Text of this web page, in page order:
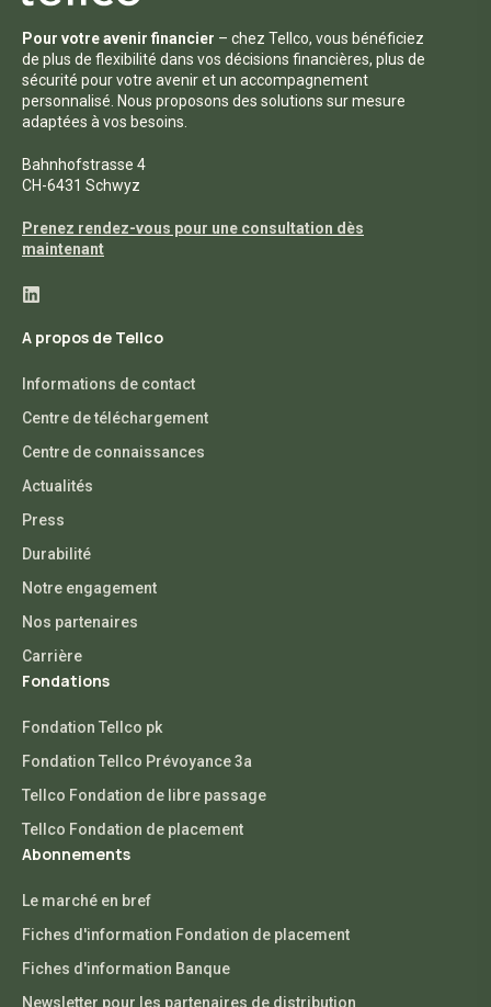
Pour votre avenir financier – chez Tellco, vous bénéficiez
de plus de flexibilité dans vos décisions financières, plus de
sécurité pour votre avenir et un accompagnement
personnalisé. Nous proposons des solutions sur mesure
adaptées à vos besoins.
Bahnhofstrasse 4
CH-6431 Schwyz
Prenez rendez-vous pour une consultation dès
maintenant
A propos de Tellco
Informations de contact
Centre de téléchargement
Centre de connaissances
Actualités
Press
Durabilité
Notre engagement
Nos partenaires
Carrière
Fondations
Fondation Tellco pk
Fondation Tellco Prévoyance 3a
Tellco Fondation de libre passage
Tellco Fondation de placement
Abonnements
Le marché en bref
Fiches d'information Fondation de placement
Fiches d'information Banque
Newsletter pour les partenaires de distribution